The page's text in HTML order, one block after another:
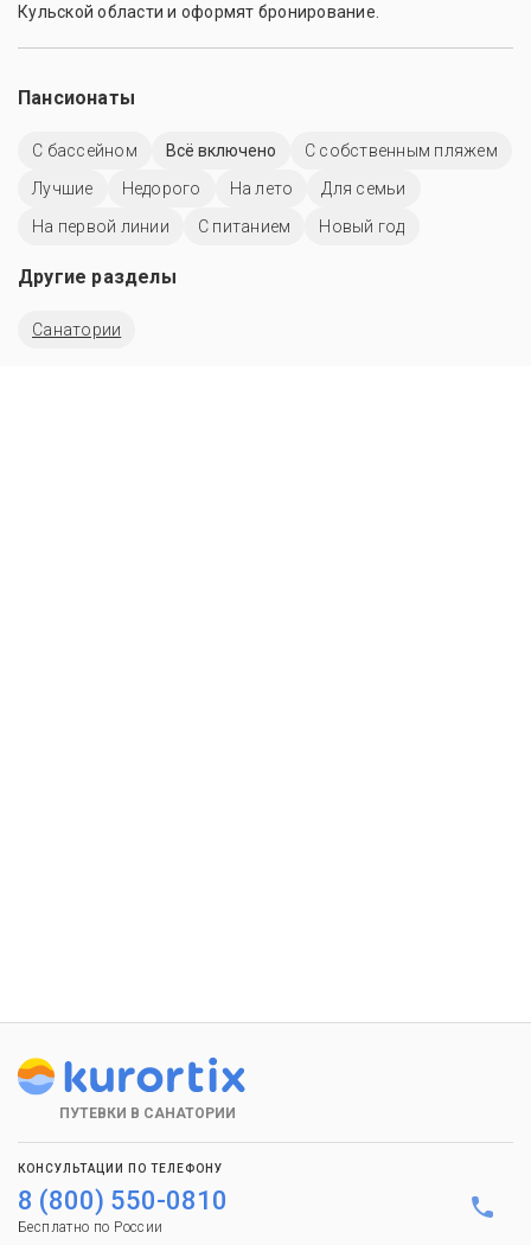
Кульской области и оформят бронирование.
Пансионаты
C бассейном Всё включено
С собственным пляжем
Лучшие
Недорого На лето
Для семьи
На первой линии
С питанием Новый год
Другие разделы
Санатории
ПУТЕВКИ В САНАТОРИИ
КОНСУЛЬТАЦИИ ПО ТЕЛЕФОНУ
8 (800) 550-0810
Бесплатно по России